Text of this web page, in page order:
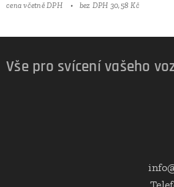
cena včetně DPH bez DPH 30,58 Kč
Vše pro svícení vašeho